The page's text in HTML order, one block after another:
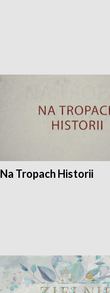
Na Tropach Historii